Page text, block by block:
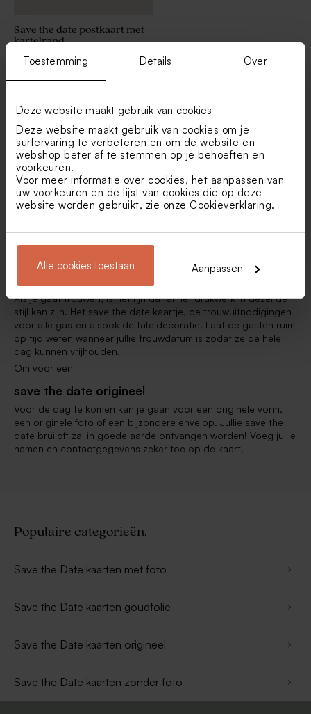
Toestemming Details Over
Deze website maakt gebruik van cookies
Deze website maakt gebruik van cookies om je
surfervaring te verbeteren en om de website en
webshop beter af te stemmen op je behoeften en
voorkeuren.
Voor meer informatie over cookies, het aanpassen van
uw voorkeuren en de lijst van cookies die op deze
website worden gebruikt, zie onze Cookieverklaring.
Alle cookies toestaan Aanpassen
Save the date postkaart met
kartelrand
Originele save the date kaarten: alles wat
je moet weten
Jullie gaan trouwen! Super leuk, proficiat. Eensave the date
kaartversturen voor je
dat doet bijna iedereen
tegenwoordig! Het is dan ook een hele leuke manier om jullie
gasten te laten weten welke dag ze vrij moeten houden voor
Aangezien jullie vast al heel wat save the date kaartjes
ontvangen hebben, wil je graag op een originele manier uit de
Matchende originele Save the date kaartjes
Als je gaat trouwen, is het fijn dat al het drukwerk in dezelfde
stijl kan zijn. Het save the date kaartje, de trouwuitnodigingen
voor alle gasten alsook de tafeldecoratie. Laat de gasten ruim
op tijd weten wanneer jullie trouwdatum is zodat ze de hele
dag kunnen vrijhouden.
Om voor een
save the date origineel
Voor de dag te komen kan je gaan voor een originele vorm,
een originele foto of een bijzondere envelop. Jullie save the
date bruiloft zal in goede aarde ontvangen worden! Voeg jullie
namen en contactgegevens zeker toe op de kaart!
Populaire categorieën.
Save the Date kaarten met foto
Save the Date kaarten goudfolie
Save the Date kaarten origineel
Save the Date kaarten zonder foto